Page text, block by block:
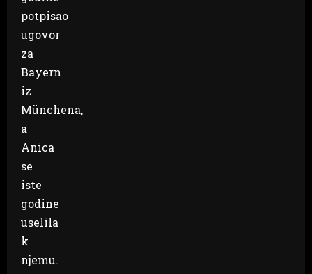
potpisao
ugovor
za
Bayern
iz
Münchena,
a
Anica
se
iste
godine
uselila
k
njemu.